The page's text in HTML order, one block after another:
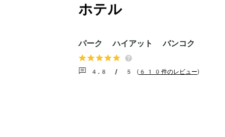
ホテル
パーク ハイアット バンコク
4.8 / 5 ( 610件のレビュー)